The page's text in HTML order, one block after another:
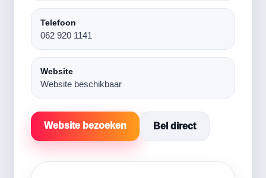
Telefoon
062 920 1141
Website
Website beschikbaar
Website bezoeken Bel direct